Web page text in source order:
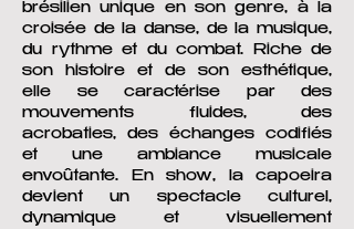
brésilien unique en son genre, à la
croisée de la danse, de la musique,
du rythme et du combat. Riche de
son histoire et de son esthétique,
elle se caractérise par des
mouvements fluides, des
acrobaties, des échanges codifiés
et une ambiance musicale
envoûtante. En show, la capoeira
devient un spectacle culturel,
dynamique et visuellement